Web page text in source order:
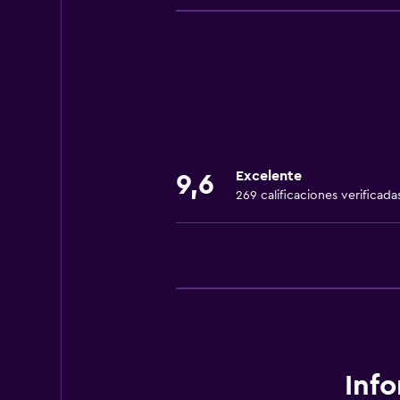
Wifi gratis
Extinguidor
9,6 Excelente
269 calificaciones